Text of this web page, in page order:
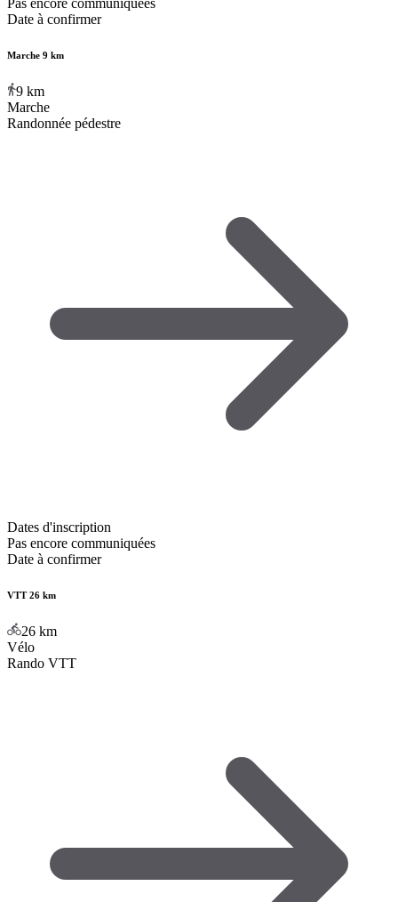
Pas encore communiquées
Date à confirmer
Marche 9 km
9 km
Marche
Randonnée pédestre
Dates d'inscription
Pas encore communiquées
Date à confirmer
VTT 26 km
26 km
Vélo
Rando VTT